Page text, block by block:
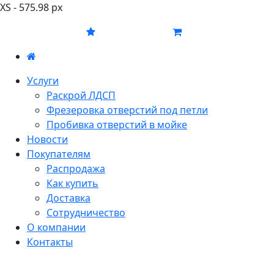
XS - 575.98 px
Услуги
Раскрой ЛДСП
Фрезеровка отверстий под петли
Пробивка отверстий в мойке
Новости
Покупателям
Распродажа
Как купить
Доставка
Сотрудничество
О компании
Контакты